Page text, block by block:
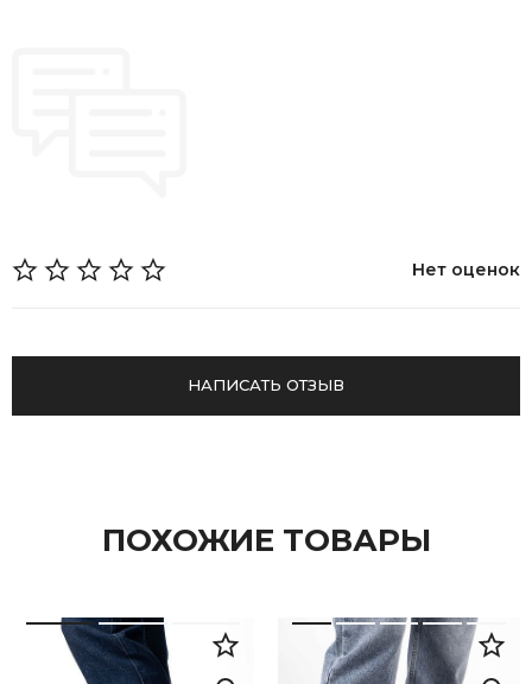
Нет оценок
НАПИСАТЬ ОТЗЫВ
ПОХОЖИЕ ТОВАРЫ